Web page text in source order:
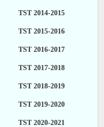
TST 2014-2015
TST 2015-2016
TST 2016-2017
TST 2017-2018
TST 2018-2019
TST 2019-2020
TST 2020-2021